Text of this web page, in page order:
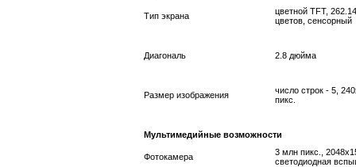
Тип экрана
цветной TFT,
цветов, сенсорный
Диагональ 2.8 дюйма
Размер изображения
число строк - 5,
пикс.
Мультимедийные возможности
Фотокамера
3 млн пикс.,
светодиодная